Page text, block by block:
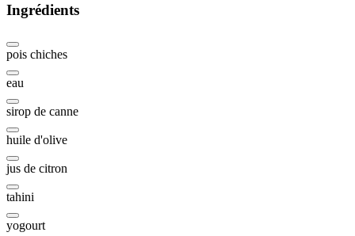
Ingrédients
pois chiches
eau
sirop de canne
huile d'olive
jus de citron
tahini
yogourt